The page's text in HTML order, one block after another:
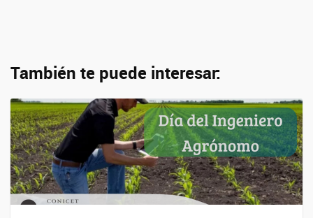
También te puede interesar: